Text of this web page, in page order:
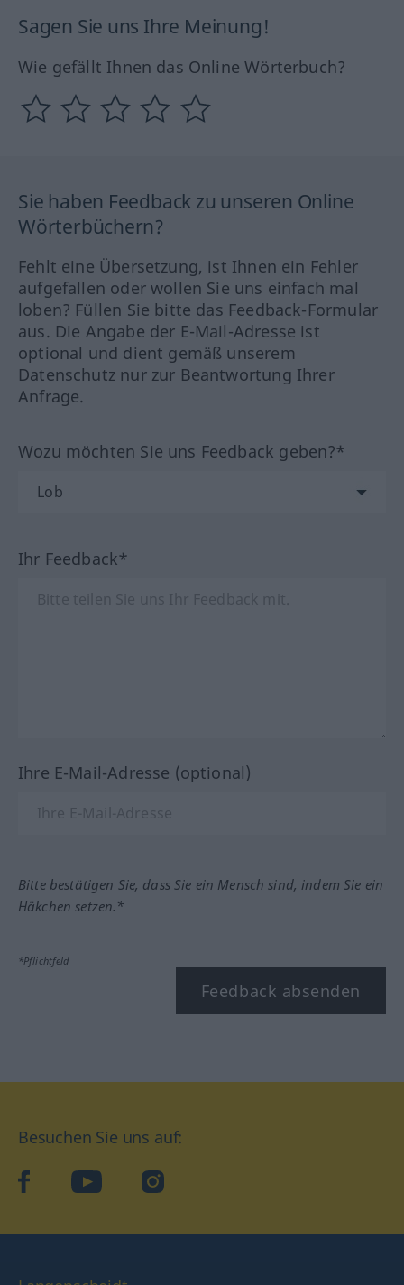
Sagen Sie uns Ihre Meinung!
Wie gefällt Ihnen das Online Wörterbuch?
Sie haben Feedback zu unseren Online
Wörterbüchern?
Fehlt eine Übersetzung, ist Ihnen ein Fehler
aufgefallen oder wollen Sie uns einfach mal
loben? Füllen Sie bitte das Feedback-Formular
aus. Die Angabe der E-Mail-Adresse ist
optional und dient gemäß unserem
Datenschutz nur zur Beantwortung Ihrer
Anfrage.
Wozu möchten Sie uns Feedback geben?*
Ihr Feedback*
Ihre E-Mail-Adresse (optional)
Bitte bestätigen Sie, dass Sie ein Mensch sind, indem Sie ein
Häkchen setzen.*
*Pflichtfeld
Feedback absenden
Besuchen Sie uns auf:
facebookYouTube Instagram